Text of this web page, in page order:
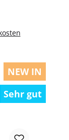
NEW IN
Sehr gut